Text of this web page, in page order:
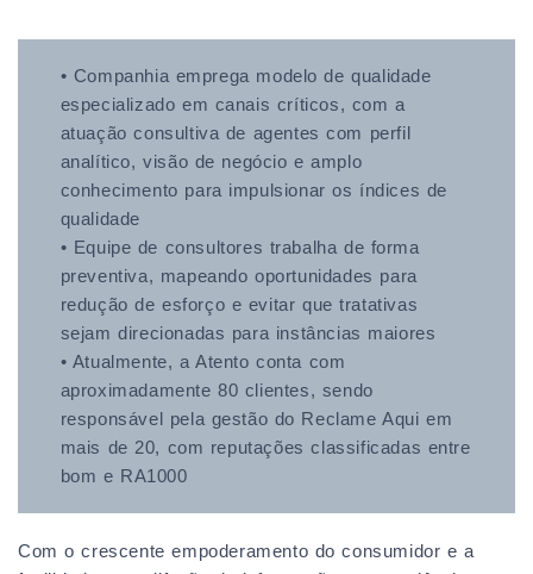
• Companhia emprega modelo de qualidade
especializado em canais críticos, com a
atuação consultiva de agentes com perfil
analítico, visão de negócio e amplo
conhecimento para impulsionar os índices de
qualidade
• Equipe de consultores trabalha de forma
preventiva, mapeando oportunidades para
redução de esforço e evitar que tratativas
sejam direcionadas para instâncias maiores
• Atualmente, a Atento conta com
aproximadamente 80 clientes, sendo
responsável pela gestão do Reclame Aqui em
mais de 20, com reputações classificadas entre
bom e RA1000
Com o crescente empoderamento do consumidor e a